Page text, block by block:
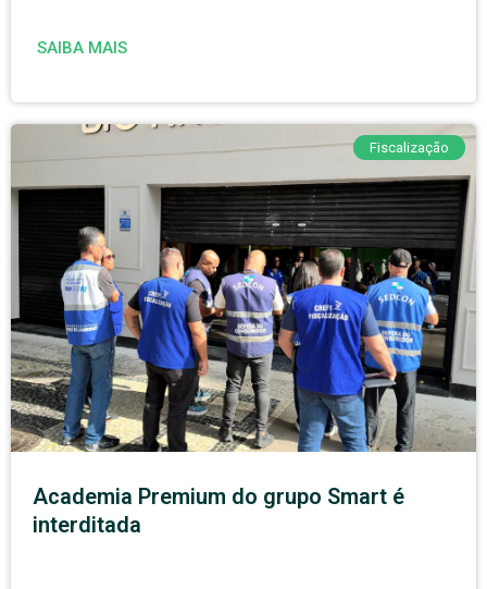
SAIBA MAIS
Fiscalização
Academia Premium do grupo Smart é
interditada